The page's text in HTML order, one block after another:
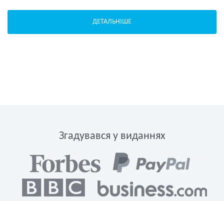
ДЕТАЛЬНІШЕ
Згадувався у виданнях